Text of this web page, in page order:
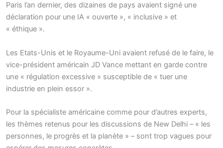
Paris l’an dernier, des dizaines de pays avaient signé une
déclaration pour une IA « ouverte », « inclusive » et
« éthique ».
Les Etats-Unis et le Royaume-Uni avaient refusé de le faire, le
vice-président américain JD Vance mettant en garde contre
une « régulation excessive » susceptible de « tuer une
industrie en plein essor ».
Pour la spécialiste américaine comme pour d’autres experts,
les thèmes retenus pour les discussions de New Delhi – « les
personnes, le progrès et la planète » – sont trop vagues pour